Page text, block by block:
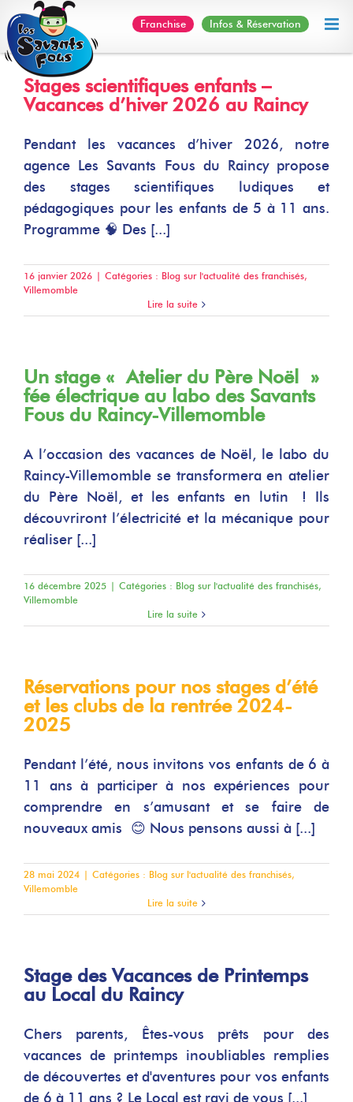
Skip
to
content
Infos & Réservation
Franchise
Stages scientifiques enfants –
Vacances d’hiver 2026 au Raincy
Pendant les vacances d’hiver 2026, notre
agence Les Savants Fous du Raincy propose
des stages scientifiques ludiques et
pédagogiques pour les enfants de 5 à 11 ans.
Programme 🧠 Des [...]
16 janvier 2026 | Catégories : Blog sur l'actualité des franchisés,
Villemomble
Lire la suite
Un stage « Atelier du Père Noël »
fée électrique au labo des Savants
Fous du Raincy-Villemomble
A l’occasion des vacances de Noël, le labo du
Raincy-Villemomble se transformera en atelier
du Père Noël, et les enfants en lutin ! Ils
découvriront l’électricité et la mécanique pour
réaliser [...]
16 décembre 2025 | Catégories : Blog sur l'actualité des franchisés,
Villemomble
Lire la suite
Réservations pour nos stages d’été
et les clubs de la rentrée 2024-
2025
Pendant l’été, nous invitons vos enfants de 6 à
11 ans à participer à nos expériences pour
comprendre en s’amusant et se faire de
nouveaux amis 😊 Nous pensons aussi à [...]
28 mai 2024 | Catégories : Blog sur l'actualité des franchisés,
Villemomble
Lire la suite
Stage des Vacances de Printemps
au Local du Raincy
Chers parents, Êtes-vous prêts pour des
vacances de printemps inoubliables remplies
de découvertes et d'aventures pour vos enfants
de 6 à 11 ans ? Le Local est ravi de vous [...]